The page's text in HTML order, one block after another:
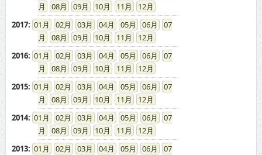
08
09 10 11
12
2017: 01 02 03 04 05 06
07
08
09 10 11
12
2016: 01 02 03 04 05 06
07
08
09 10 11
12
2015: 01 02 03 04 05 06
07
08
09 10 11
12
2014: 01 02 03 04 05 06
07
08
09 10 11
12
2013: 01 02 03 04 05 06
07